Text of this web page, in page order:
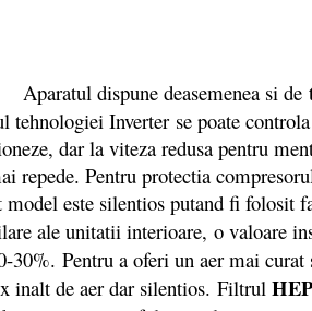
Aparatul dispune deasemenea si de
Inverter se poate
dar la viteza redusa pentru
repede. Pentru protectia
este silentios putand fi
ale unitatii interioare, o valoare
Pentru a oferi un aer mai
inalt de aer dar silentios. Filtrul